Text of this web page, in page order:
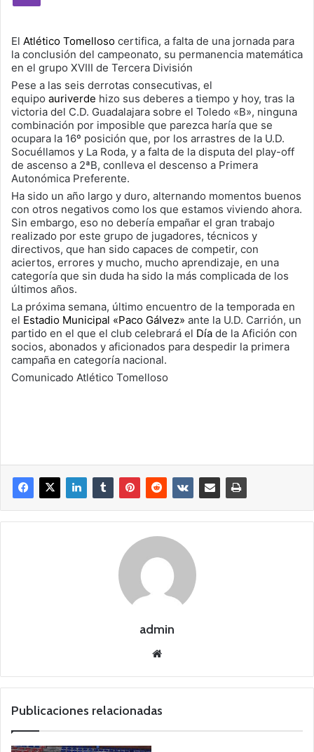
El Atlético Tomelloso certifica, a falta de una jornada para
la conclusión del campeonato, su permanencia matemática
en el grupo XVIII de Tercera División
Pese a las seis derrotas consecutivas, el
equipo auriverde hizo sus deberes a tiempo y hoy, tras la
victoria del C.D. Guadalajara sobre el Toledo «B», ninguna
combinación por imposible que parezca haría que se
ocupara la 16º posición que, por los arrastres de la U.D.
Socuéllamos y La Roda, y a falta de la disputa del play-off
de ascenso a 2ªB, conlleva el descenso a Primera
Autonómica Preferente.
Ha sido un año largo y duro, alternando momentos buenos
con otros negativos como los que estamos viviendo ahora.
Sin embargo, eso no debería empañar el gran trabajo
realizado por este grupo de jugadores, técnicos y
directivos, que han sido capaces de competir, con
aciertos, errores y mucho, mucho aprendizaje, en una
categoría que sin duda ha sido la más complicada de los
últimos años.
La próxima semana, último encuentro de la temporada en
el Estadio Municipal «Paco Gálvez» ante la U.D. Carrión, un
partido en el que el club celebrará el Día de la Afición con
socios, abonados y aficionados para despedir la primera
campaña en categoría nacional.
Comunicado Atlético Tomelloso
admin
we
Publicaciones relacionadas